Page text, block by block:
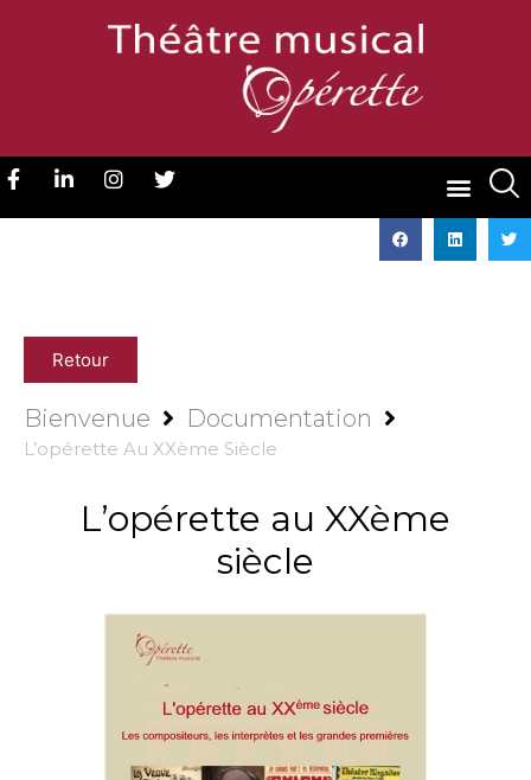
Retour
Bienvenue Documentation
L’opérette Au XXème Siècle
L’opérette au XXème
siècle